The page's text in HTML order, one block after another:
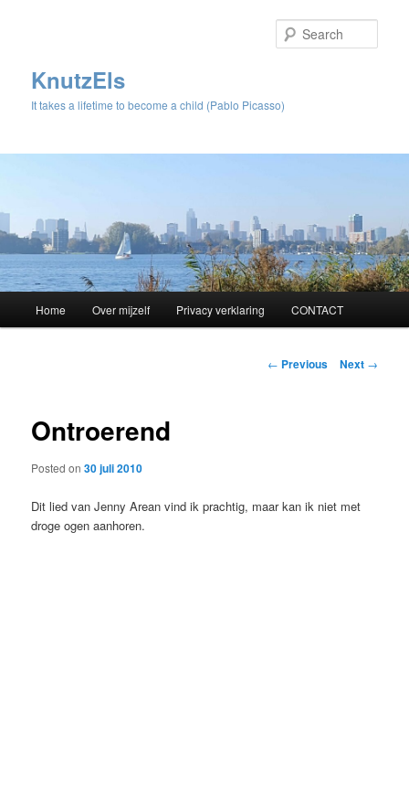
KnutzEls
It takes a lifetime to become a child (Pablo Picasso)
Skip
content
Home Over mijzelf Privacy verklaring CONTACT
Post
← Previous Next →
Ontroerend
Posted on30 juli 2010
Dit lied van Jenny Arean vind ik prachtig, maar kan ik niet met
droge ogen aanhoren.